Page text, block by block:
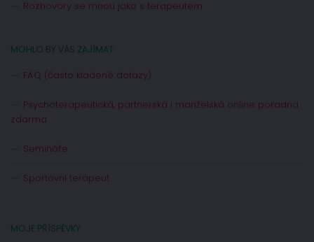
Rozhovory se mnou jako s terapeutem
MOHLO BY VÁS ZAJÍMAT
FAQ (často kladené dotazy)
Psychoterapeutická, partnerská i manželská online poradna
zdarma
Semináře
Sportovní terapeut
MOJE PŘÍSPĚVKY